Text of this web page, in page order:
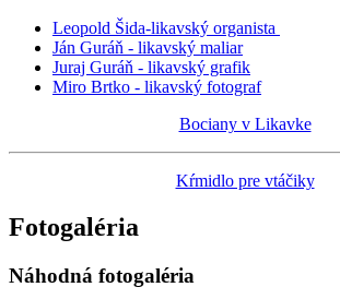
Leopold Šida-likavský organista
Ján Guráň - likavský maliar
Juraj Guráň - likavský grafik
Miro Brtko - likavský fotograf
Bociany v Likavke
Kŕmidlo pre vtáčiky
Fotogaléria
Náhodná fotogaléria